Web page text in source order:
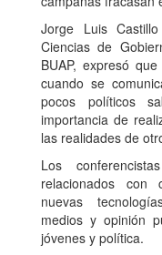
Jorge Luis
Ciencias de
BUAP, expresó
cuando se
pocos políticos
importancia de
las realidades de
Los
relacionados con
nuevas
medios y opinión
jóvenes y política.